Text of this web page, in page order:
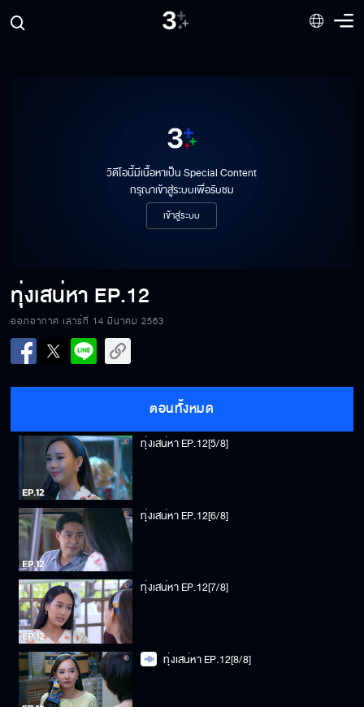
วิดีโอนี้มีเนื้อหาเป็น Special Content
กรุณาเข้าสู่ระบบเพื่อรับชม
เข้าสู่ระบบ
ทุ่งเสน่หา EP.12
ออกอากาศ เสาร์ที่ 14 มีนาคม 2563
ตอนทั้งหมด
ทุ่งเสน่หา EP.12[2/8]
ทุ่งเสน่หา EP.12[3/8]
ทุ่งเสน่หา EP.12[5/8]
ทุ่งเสน่หา EP.12[6/8]
ทุ่งเสน่หา EP.12[7/8]
ทุ่งเสน่หา EP.12[8/8]